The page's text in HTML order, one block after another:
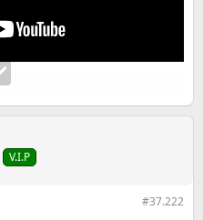
V.I.P
#37.222